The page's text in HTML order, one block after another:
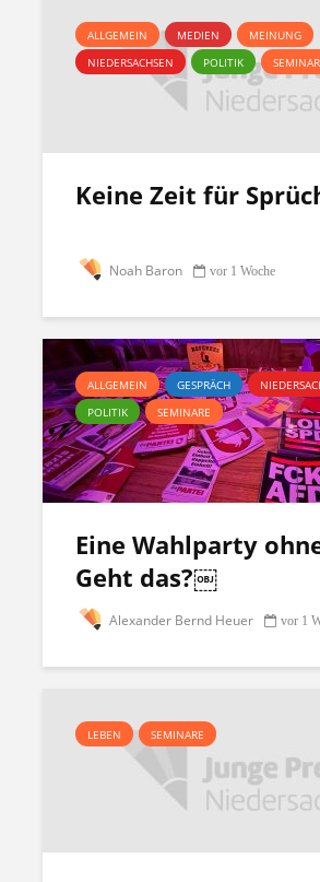
ALLGEMEIN MEDIEN
MEINUNG
NIEDERSACHSEN
POLITIK
Keine Zeit für
Noah Baron vor 1 Woche
ALLGEMEIN GESPRÄCH
POLITIK
SEMINARE
Eine Wahlparty
Geht das?￼
Alexander Bernd Heuer vor 1
LEBEN SEMINARE